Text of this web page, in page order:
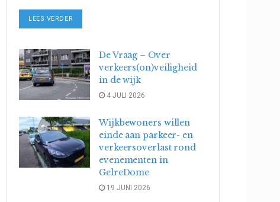
LEES VERDER
De Vraag – Over
verkeers(on)veiligheid
in de wijk
4 JULI 2026
Wijkbewoners willen
einde aan parkeer- en
verkeersoverlast rond
evenementen in
GelreDome
19 JUNI 2026